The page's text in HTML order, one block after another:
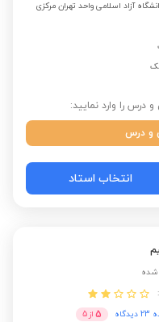
آزاد اسلامی واحد تهران مرکزی
را وارد نمایید:
و درس
انتخاب استاد
شده
5 از 5